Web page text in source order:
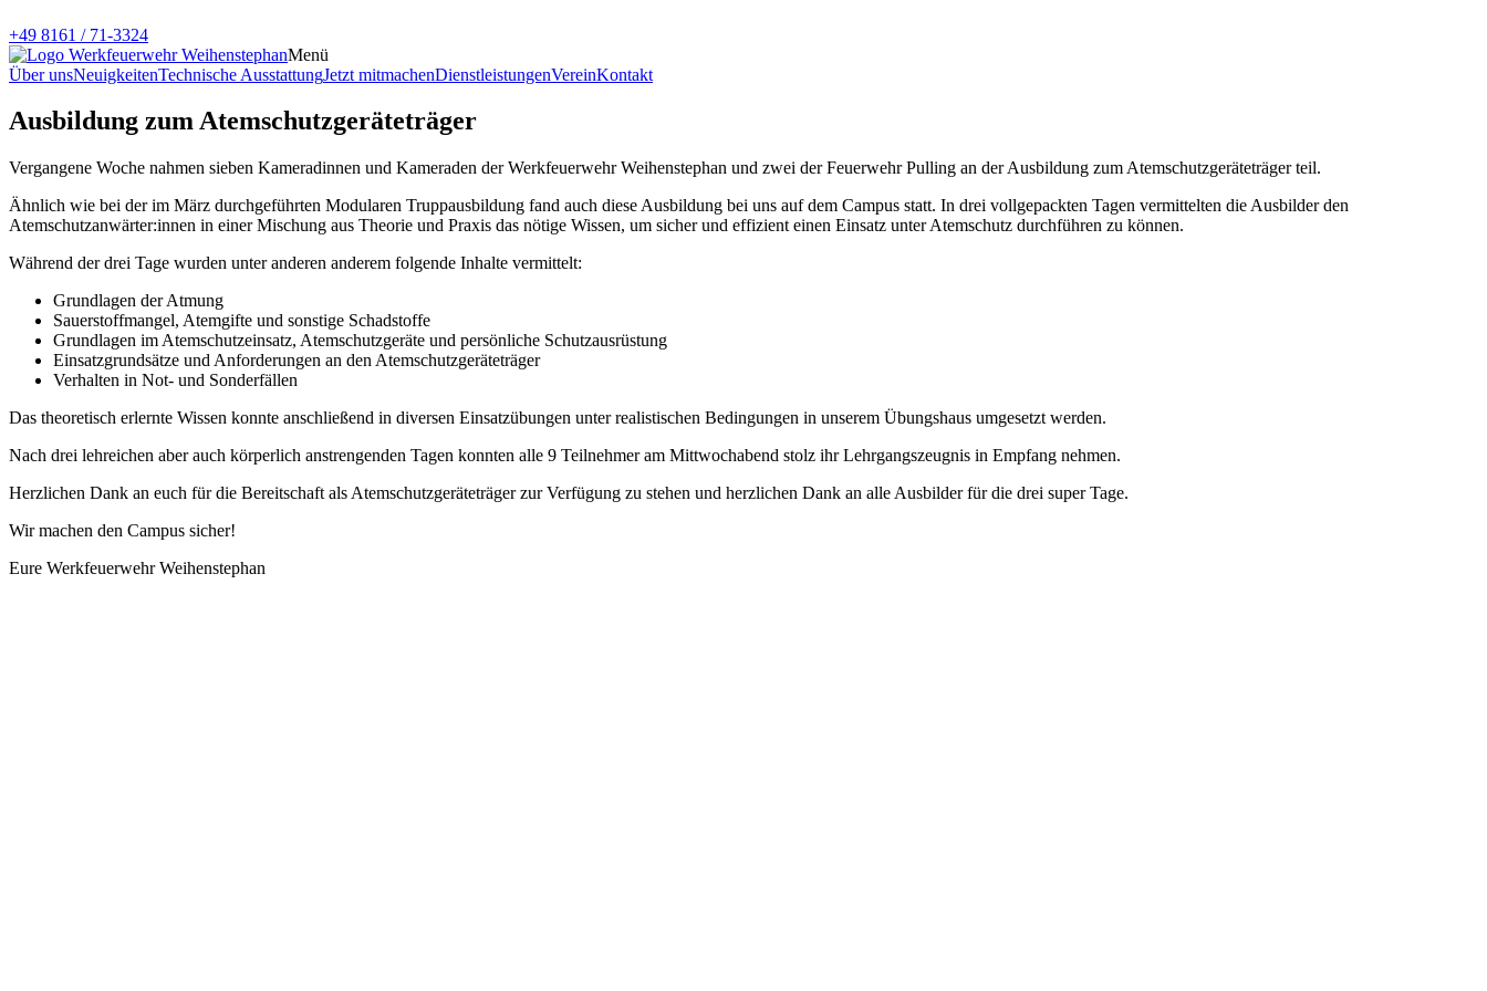
+49 8161 / 71-3324
Menü
Über unsNeuigkeitenTechnische AusstattungJetzt mitmachenDienstleistungenVereinKontakt
Ausbildung zum Atemschutzgeräteträger
Vergangene Woche nahmen sieben Kameradinnen und Kameraden der Werkfeuerwehr Weihenstephan und zwei der Feuerwehr Pulling an der Ausbildung zum Atemschutzgeräteträger teil.
Ähnlich wie bei der im März durchgeführten Modularen Truppausbildung fand auch diese Ausbildung bei uns auf dem Campus statt. In drei vollgepackten Tagen vermittelten die Ausbilder den
Atemschutzanwärter:innen in einer Mischung aus Theorie und Praxis das nötige Wissen, um sicher und effizient einen Einsatz unter Atemschutz durchführen zu können.
Während der drei Tage wurden unter anderen anderem folgende Inhalte vermittelt:
Grundlagen der Atmung
Sauerstoffmangel, Atemgifte und sonstige Schadstoffe
Grundlagen im Atemschutzeinsatz, Atemschutzgeräte und persönliche Schutzausrüstung
Einsatzgrundsätze und Anforderungen an den Atemschutzgeräteträger
Verhalten in Not- und Sonderfällen
Das theoretisch erlernte Wissen konnte anschließend in diversen Einsatzübungen unter realistischen Bedingungen in unserem Übungshaus umgesetzt werden.
Nach drei lehreichen aber auch körperlich anstrengenden Tagen konnten alle 9 Teilnehmer am Mittwochabend stolz ihr Lehrgangszeugnis in Empfang nehmen.
Herzlichen Dank an euch für die Bereitschaft als Atemschutzgeräteträger zur Verfügung zu stehen und herzlichen Dank an alle Ausbilder für die drei super Tage.
Wir machen den Campus sicher!
Eure Werkfeuerwehr Weihenstephan